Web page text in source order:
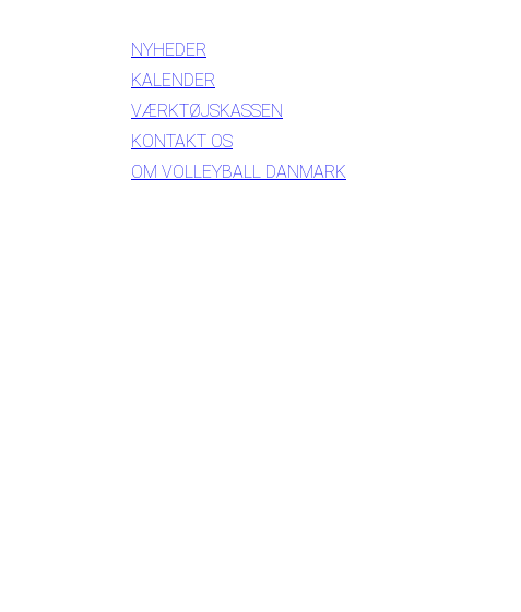
NYHEDER
KALENDER
VÆRKTØJSKASSEN
KONTAKT OS
OM VOLLEYBALL DANMARK